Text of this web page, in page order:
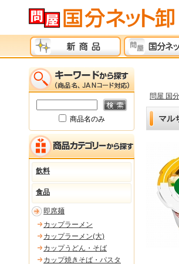
問屋 国
マル
商品名のみ
飲料
食品
即席麺
カップラーメン
カップラーメン(大)
カップうどん・そば
カップ焼きそば・パスタ